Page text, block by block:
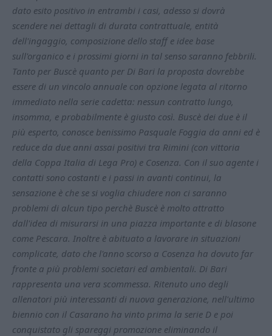
dato esito positivo in entrambi i casi, adesso si dovrà
scendere nei dettagli di durata contrattuale, entità
dell'ingaggio, composizione dello staff e idee base
sull'organico e i prossimi giorni in tal senso saranno febbrili.
Tanto per Buscè quanto per Di Bari la proposta dovrebbe
essere di un vincolo annuale con opzione legata al ritorno
immediato nella serie cadetta: nessun contratto lungo,
insomma, e probabilmente è giusto così. Buscè dei due è il
più esperto, conosce benissimo Pasquale Foggia da anni ed è
reduce da due anni assai positivi tra Rimini (con vittoria
della Coppa Italia di Lega Pro) e Cosenza. Con il suo agente i
contatti sono costanti e i passi in avanti continui, la
sensazione è che se si voglia chiudere non ci saranno
problemi di alcun tipo perchè Buscè è molto attratto
dall'idea di misurarsi in una piazza importante e di blasone
come Pescara. Inoltre è abituato a lavorare in situazioni
complicate, dato che l'anno scorso a Cosenza ha dovuto far
fronte a più problemi societari ed ambientali. Di Bari
rappresenta una vera scommessa. Ritenuto uno degli
allenatori più interessanti di nuova generazione, nell'ultimo
biennio con il Casarano ha vinto prima la serie D e poi
conquistato gli spareggi promozione eliminando il